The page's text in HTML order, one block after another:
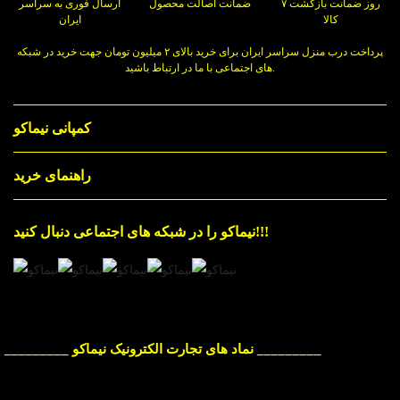
ارسال فوری به سراسر
ایران
ضمانت اصالت محصول
۷ روز ضمانت بازگشت
کالا
پرداخت درب منزل سراسر ایران برای خرید بالای ۲ میلیون تومان جهت خرید در شبکه
های اجتماعی با ما در ارتباط باشید.
کمپانی نیماکو
راهنمای خرید
نیماکو را در شبکه های اجتماعی دنبال کنید!!!